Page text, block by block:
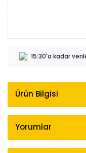
15:30'a kadar
Ürün Bilgisi
Yorumlar